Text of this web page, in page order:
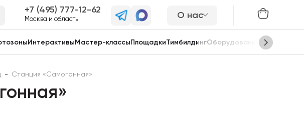
7 (495) 777-12-62
Москва и область О нас
Интерактивы Мастер-классы ПлощадкиТимбилдингОборудование Сцены
- Станция «Самогонная»